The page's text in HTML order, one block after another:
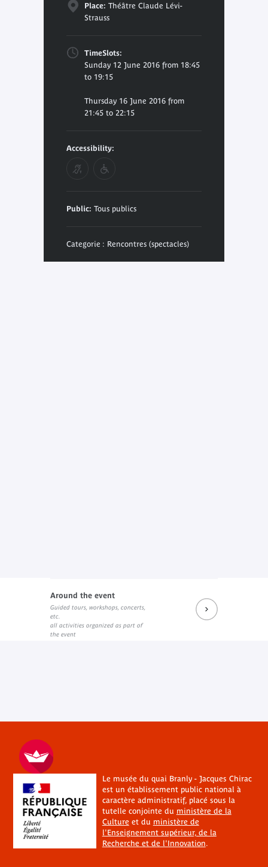
Place: Théâtre Claude Lévi-
Strauss
TimeSlots:
Sunday 12 June 2016 from 18:45
to 19:15
Thursday 16 June 2016 from
21:45 to 22:15
Accessibility:
Public: Tous publics
Categorie : Rencontres (spectacles)
Around the event
Guided tours, workshops, concerts,
etc.
all activities organized as part of
the event
Le musée du quai Branly - Jacques Chirac
est un établissement public national à
caractère administratif, placé sous la
tutelle conjointe du ministère de la
Cultureet du ministère de
l'Enseignement supérieur, de la
Recherche et de l'Innovation.